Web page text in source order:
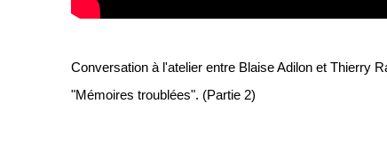
Conversation à l'atelier entre Blaise Adilon et Thierry
"Mémoires troublées". (Partie 2)